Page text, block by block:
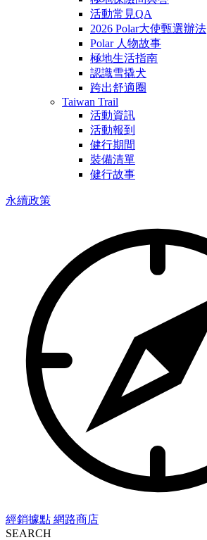
活動常見QA
2026 Polar大使甄選辦法
Polar 人物故事
極地生活指南
認識雪撬犬
跨出舒適圈
Taiwan Trail
活動資訊
活動報到
健行期間
裝備清單
健行故事
永續政策
經銷據點 網路商店
SEARCH